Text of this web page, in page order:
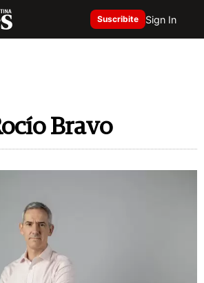
Suscribite Sign In
Bravo